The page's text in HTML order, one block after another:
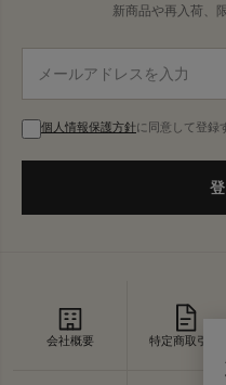
新商品や再入荷、
個人情報保護方針に同意して登録
会社概要 特定商取引法